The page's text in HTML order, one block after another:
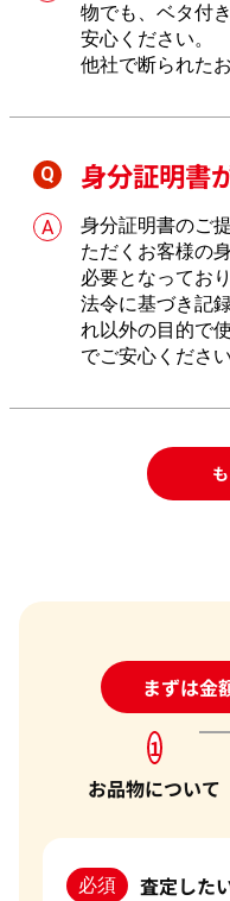
物でも、ベタ付
安心ください。
他社で断られた
身分証明書
身分証明書のご
ただくお客様の
必要となってお
法令に基づき記
れ以外の目的で
でご安心ください
まずは金
24時間受付
1
お品物について
必須 査定した